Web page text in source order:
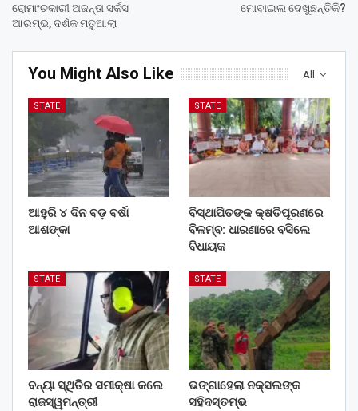
ରୋମାଂଚକାରୀ ଅଜନ୍ତା ସର୍କସ
ଆରମ୍ଭ, ଦର୍ଶକ ମତୁଆଲା
ମୋବାଇଲ ଦେଖୁଛନ୍ତିକି?
All
You Might Also Like
STATE
ଆହୁରି ୪ ଦିନ ବଡ଼ ବର୍ଷା
ଆଶଙ୍କା
STATE
ବିସ୍ଥାପିତଙ୍କ କ୍ଷତିପୂରଣରେ
ବିଳମ୍ବ: ଧାରଣାରେ ବସିଲେ
ବିଧାୟକ
STATE
ବନ୍ୟା ସ୍ଥିତିର ସମୀକ୍ଷା କଲେ
ରାଜସ୍ୱମନ୍ତ୍ରୀ
STATE
ଭଙ୍ଗାହେଲା ନକ୍ସଲଙ୍କ
ସହିଦସ୍ତମ୍ଭ